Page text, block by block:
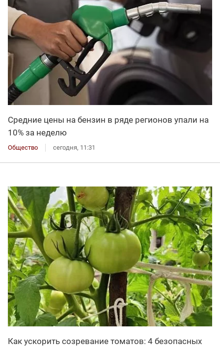
Средние цены на бензин в ряде регионов упали на
10% за неделю
Общество сегодня, 11:31
Как ускорить созревание томатов: 4 безопасных